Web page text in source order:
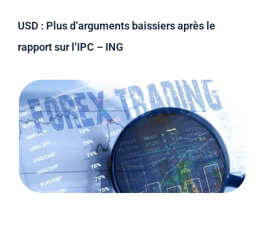
USD : Plus d’arguments baissiers après le
rapport sur l’IPC – ING